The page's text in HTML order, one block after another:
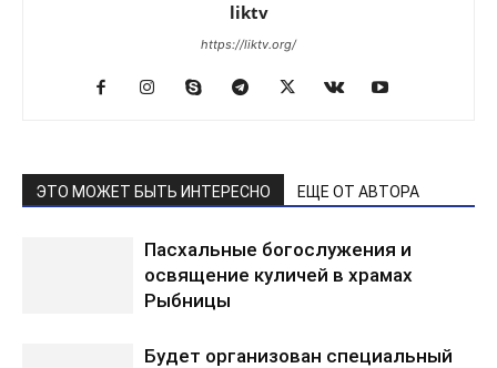
liktv
https://liktv.org/
ЭТО МОЖЕТ БЫТЬ ИНТЕРЕСНО ЕЩЕ ОТ АВТОРА
Пасхальные богослужения и
освящение куличей в храмах
Рыбницы
Будет организован специальный